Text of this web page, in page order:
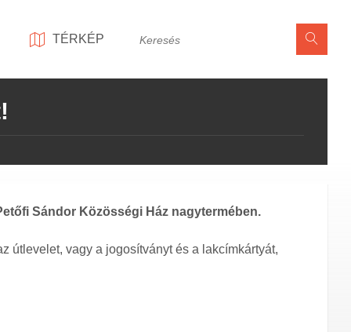
TÉRKÉP
Sándor Közösségi Ház nagytermében.
útlevelet, vagy a jogosítványt és a lakcímkártyát,